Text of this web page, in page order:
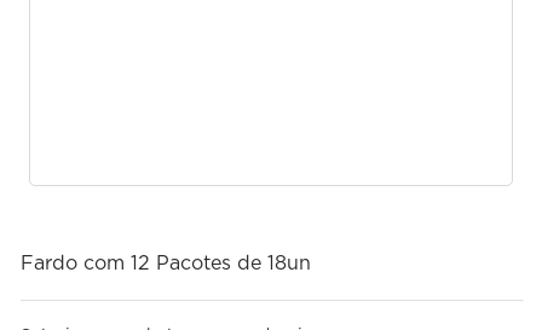
Fardo com 12 Pacotes de 18un